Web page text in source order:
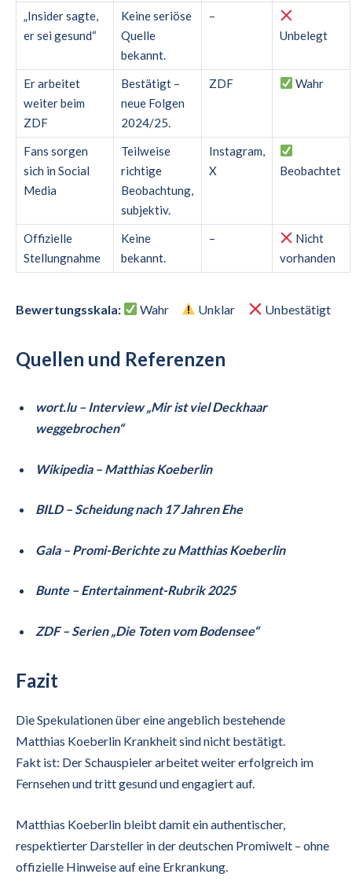
„Insider sagte,
er sei gesund“
Keine seriöse
Quelle
bekannt.
–
Unbelegt
Er arbeitet
weiter beim
ZDF
Bestätigt –
neue Folgen
2024/25.
ZDF Wahr
Fans sorgen
sich in Social
Media
Teilweise
richtige
Beobachtung,
subjektiv.
Instagram,
X
Beobachtet
Offizielle
Stellungnahme
Keine
bekannt.
–
Nicht
vorhanden
Bewertungsskala: Wahr Unklar Unbestätigt
Quellen und Referenzen
wort.lu – Interview „Mir ist viel Deckhaar
weggebrochen“
Wikipedia – Matthias Koeberlin
BILD – Scheidung nach 17 Jahren Ehe
Gala – Promi-Berichte zu Matthias Koeberlin
Bunte – Entertainment-Rubrik 2025
ZDF – Serien „Die Toten vom Bodensee“
Fazit
Die Spekulationen über eine angeblich bestehende
Matthias Koeberlin Krankheit sind nicht bestätigt.
Fakt ist: Der Schauspieler arbeitet weiter erfolgreich im
Fernsehen und tritt gesund und engagiert auf.
Matthias Koeberlin bleibt damit ein authentischer,
respektierter Darsteller in der deutschen Promiwelt – ohne
offizielle Hinweise auf eine Erkrankung.